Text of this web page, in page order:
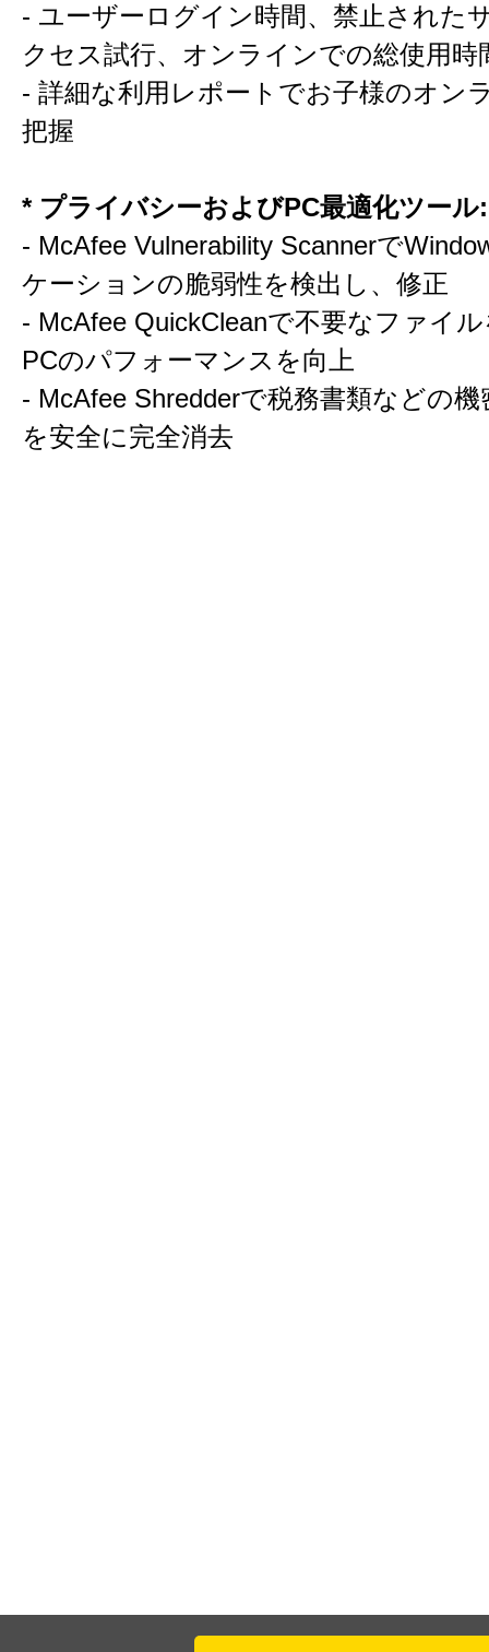
- ユーザーログイン時間、禁止された
クセス試行、オンラインでの総使用時
- 詳細な利用レポートでお子様のオン
把握
* プライバシーおよびPC最適化ツール:
- McAfee Vulnerability Scannerで
ケーションの脆弱性を検出し、修正
- McAfee QuickCleanで不要なファイ
PCのパフォーマンスを向上
- McAfee Shredderで税務書類などの
を安全に完全消去